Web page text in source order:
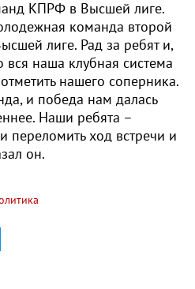
КПРФ в Высшей лиге.
команда второй
лиге. Рад за ребят и,
вся наша клубная система
нашего соперника.
и победа нам далась
Наши ребята –
переломить ход встречи и
он.